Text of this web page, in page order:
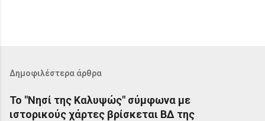
Δημοφιλέστερα άρθρα
Το "Νησί της Καλυψώς" σύμφωνα με
ιστορικούς χάρτες βρίσκεται ΒΔ της